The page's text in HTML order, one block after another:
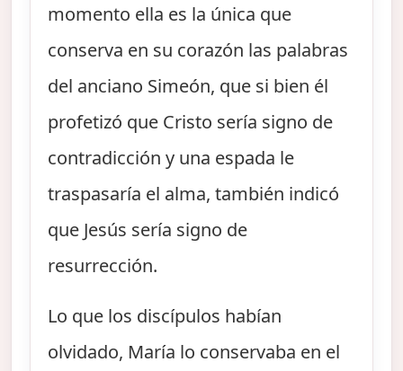
momento ella es la única que
conserva en su corazón las palabras
del anciano Simeón, que si bien él
profetizó que Cristo sería signo de
contradicción y una espada le
traspasaría el alma, también indicó
que Jesús sería signo de
resurrección.
Lo que los discípulos habían
olvidado, María lo conservaba en el